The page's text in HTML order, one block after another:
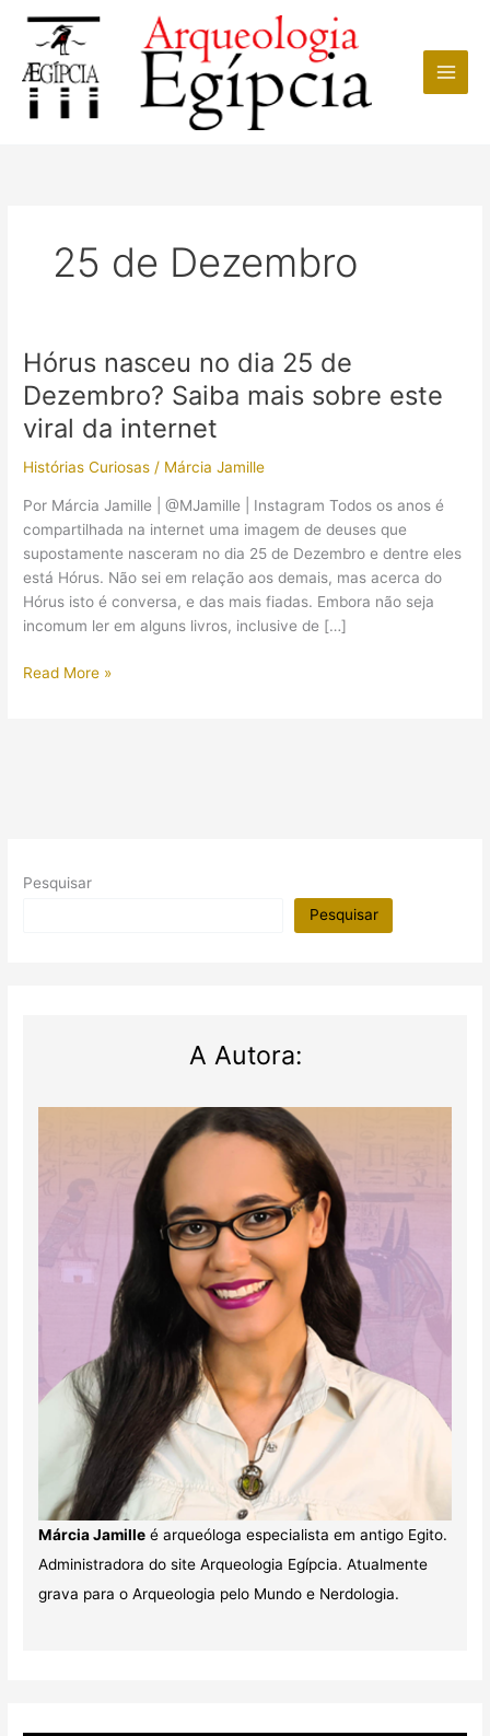
conteúdo
25 de Dezembro
Hórus nasceu no dia 25 de
Dezembro? Saiba mais sobre este
viral da internet
Histórias Curiosas / Márcia Jamille
Por Márcia Jamille | @MJamille | Instagram Todos os anos é
compartilhada na internet uma imagem de deuses que
supostamente nasceram no dia 25 de Dezembro e dentre eles
está Hórus. Não sei em relação aos demais, mas acerca do
Hórus isto é conversa, e das mais fiadas. Embora não seja
incomum ler em alguns livros, inclusive de […]
Hórus
sobre
Read More »
Pesquisar
Pesquisar
A Autora:
Márcia Jamilleé arqueóloga especialista em antigo Egito.
Administradora do site Arqueologia Egípcia. Atualmente
grava para o Arqueologia pelo Mundo e Nerdologia.